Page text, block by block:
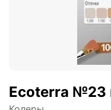
Ecoterra №23